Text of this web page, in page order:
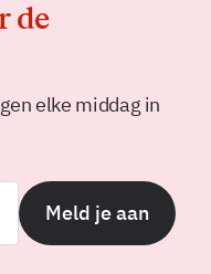
de
elke middag in
Meld je aan